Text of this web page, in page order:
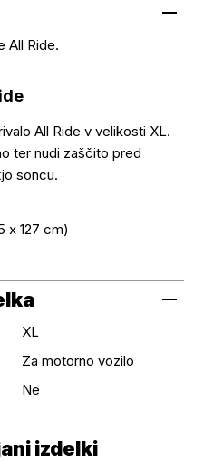
All Ride.
All Ride v velikosti XL.
ter nudi zaščito pred
soncu.
x 127 cm)
XL
Za motorno vozilo
Ne
izdelki